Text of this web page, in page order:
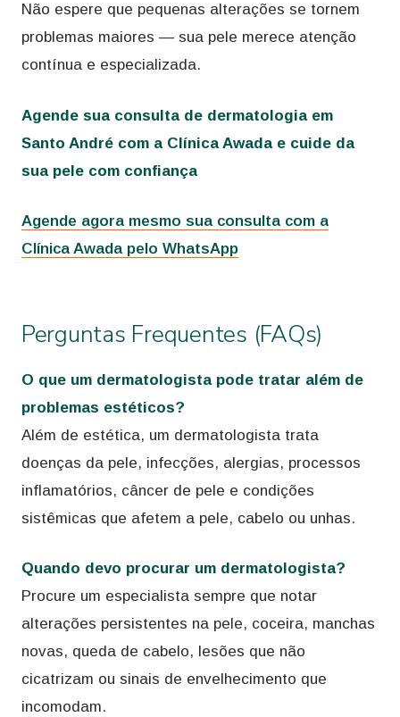
Não espere que pequenas alterações se tornem
problemas maiores — sua pele merece atenção
contínua e especializada.
Agende sua consulta de dermatologia em
Santo André com a Clínica Awada e cuide da
sua pele com confiança
Agende agora mesmo sua consulta com a
Clínica Awada pelo WhatsApp
Perguntas Frequentes (FAQs)
O que um dermatologista pode tratar além de
problemas estéticos?
Além de estética, um dermatologista trata
doenças da pele, infecções, alergias, processos
inflamatórios, câncer de pele e condições
sistêmicas que afetem a pele, cabelo ou unhas.
Quando devo procurar um dermatologista?
Procure um especialista sempre que notar
alterações persistentes na pele, coceira, manchas
novas, queda de cabelo, lesões que não
cicatrizam ou sinais de envelhecimento que
incomodam.